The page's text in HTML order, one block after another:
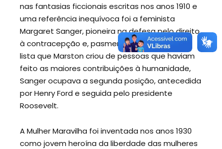
nas fantasias ficcionais escritas nos anos 1910 e
uma referência inequívoca foi a feminista
Margaret Sanger, pioneira na defesa pelo direito
à contracepção e, pasmem, ao aborto. Numa
lista que Marston criou de pessoas que haviam
feito as maiores contribuições à humanidade,
Sanger ocupava a segunda posição, antecedida
por Henry Ford e seguida pelo presidente
Roosevelt.
A Mulher Maravilha foi inventada nos anos 1930
como jovem heroína da liberdade das mulheres